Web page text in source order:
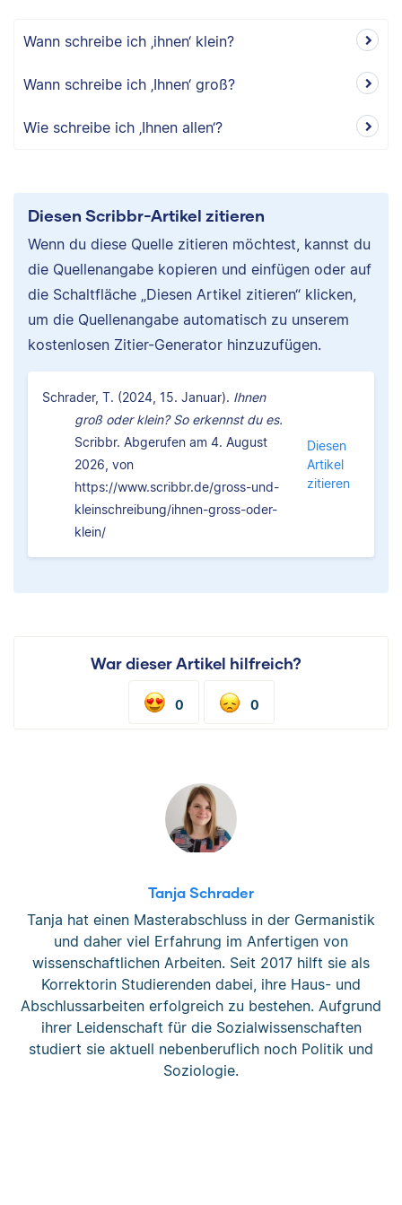
Wann schreibe ich ‚ihnen‘ klein?
Wann schreibe ich ‚Ihnen‘ groß?
Wie schreibe ich ‚Ihnen allen‘?
Diesen Scribbr-Artikel zitieren
Wenn du diese Quelle zitieren möchtest, kannst du
die Quellenangabe kopieren und einfügen oder auf
die Schaltfläche „Diesen Artikel zitieren“ klicken,
um die Quellenangabe automatisch zu unserem
kostenlosen Zitier-Generator hinzuzufügen.
Schrader, T. (2024, 15. Januar). Ihnen
groß oder klein? So erkennst du es.
Scribbr. Abgerufen am 4. August
2026, von
https://www.scribbr.de/gross-und-
kleinschreibung/ihnen-gross-oder-
klein/
Diesen
Artikel
zitieren
War dieser Artikel hilfreich?
0 0
Tanja Schrader
Tanja hat einen Masterabschluss in der Germanistik
und daher viel Erfahrung im Anfertigen von
wissenschaftlichen Arbeiten. Seit 2017 hilft sie als
Korrektorin Studierenden dabei, ihre Haus- und
Abschlussarbeiten erfolgreich zu bestehen. Aufgrund
ihrer Leidenschaft für die Sozialwissenschaften
studiert sie aktuell nebenberuflich noch Politik und
Soziologie.